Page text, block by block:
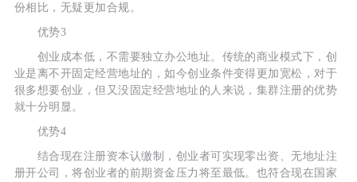
份相比，无疑更加合规。
优势3
创业成本低，不需要独立办公地址。传统的商业模式下，创
业是离不开固定经营地址的，如今创业条件变得更加宽松，对于
很多想要创业，但又没固定经营地址的人来说，集群注册的优势
就十分明显。
优势4
结合现在注册资本认缴制，创业者可实现零出资、无地址注
册开公司，将创业者的前期资金压力将至最低。也符合现在国家